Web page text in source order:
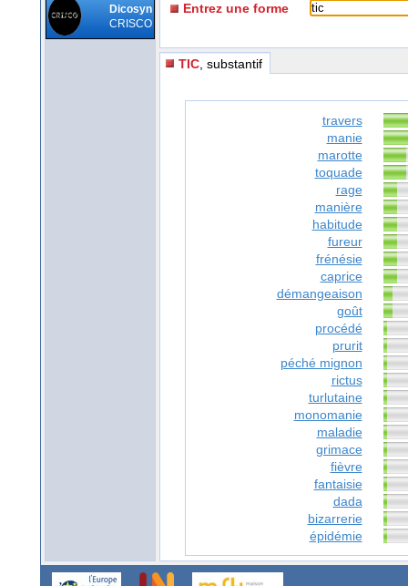
Dicosyn
CRISCO
Entrez une forme
TIC , substantif
travers
manie
marotte
toquade
rage
manière
habitude
fureur
frénésie
caprice
démangeaison
goût
procédé
prurit
péché mignon
rictus
turlutaine
monomanie
maladie
grimace
fièvre
fantaisie
dada
bizarrerie
épidémie